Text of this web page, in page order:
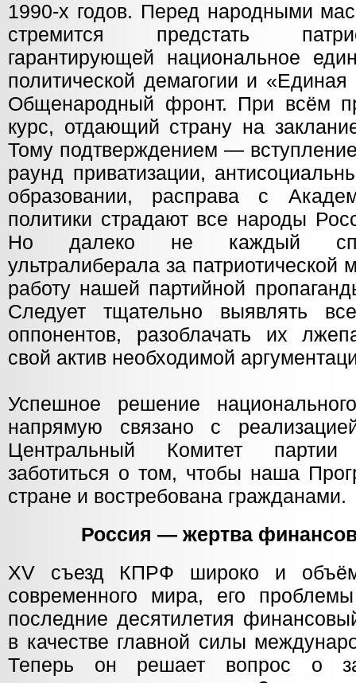
1990-х годов. Перед народными
стремится предстать
гарантирующей национальное
политической демагогии и
Общенародный фронт. При всём
курс, отдающий страну на
Тому подтверждением —
раунд приватизации,
образовании, расправа с
политики страдают все народы
Но далеко не каждый
ультралиберала за патриотической
работу нашей партийной
Следует тщательно выявлять
оппонентов, разоблачать их
свой актив необходимой
Успешное решение
напрямую связано с
Центральный Комитет партии
заботиться о том, чтобы наша
стране и востребована гражданами.
Россия — жертва
XV съезд КПРФ широко и
современного мира, его
последние десятилетия
в качестве главной силы
Теперь он решает вопрос о